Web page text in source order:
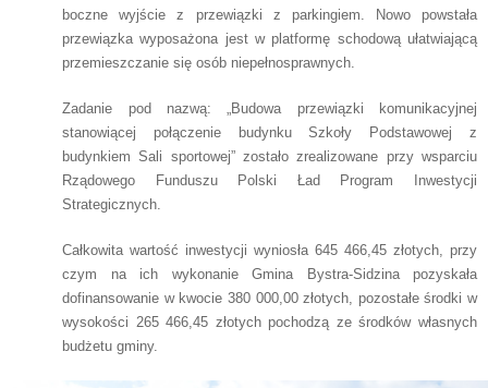
boczne wyjście z przewiązki z parkingiem. Nowo powstała
przewiązka wyposażona jest w platformę schodową ułatwiającą
przemieszczanie się osób niepełnosprawnych.
Zadanie pod nazwą: „Budowa przewiązki komunikacyjnej
stanowiącej połączenie budynku Szkoły Podstawowej z
budynkiem Sali sportowej” zostało zrealizowane przy wsparciu
Rządowego Funduszu Polski Ład Program Inwestycji
Strategicznych.
Całkowita wartość inwestycji wyniosła 645 466,45 złotych, przy
czym na ich wykonanie Gmina Bystra-Sidzina pozyskała
dofinansowanie w kwocie 380 000,00 złotych, pozostałe środki w
wysokości 265 466,45 złotych pochodzą ze środków własnych
budżetu gminy.